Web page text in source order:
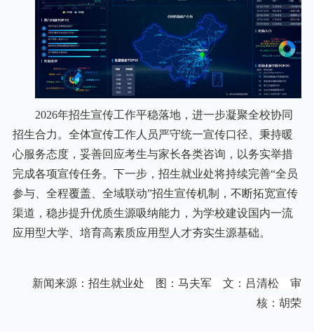
2026年招生宣传工作平稳落地，进一步凝聚全校协同
招生合力。全体宣传工作人员严守统一宣传口径、秉持暖
心服务态度，妥善回应考生与家长各类咨询，以务实举措
完成各项宣传任务。下一步，招生就业处将持续完善“全员
参与、全程覆盖、全域联动”招生宣传机制，不断拓宽宣传
渠道，稳步提升优质生源吸纳能力，为学校建设国内一流
应用型大学、培育高素质应用型人才夯实生源基础。
新闻来源：招生就业处 图：马夫军 文：吕清松 审
核：胡荣